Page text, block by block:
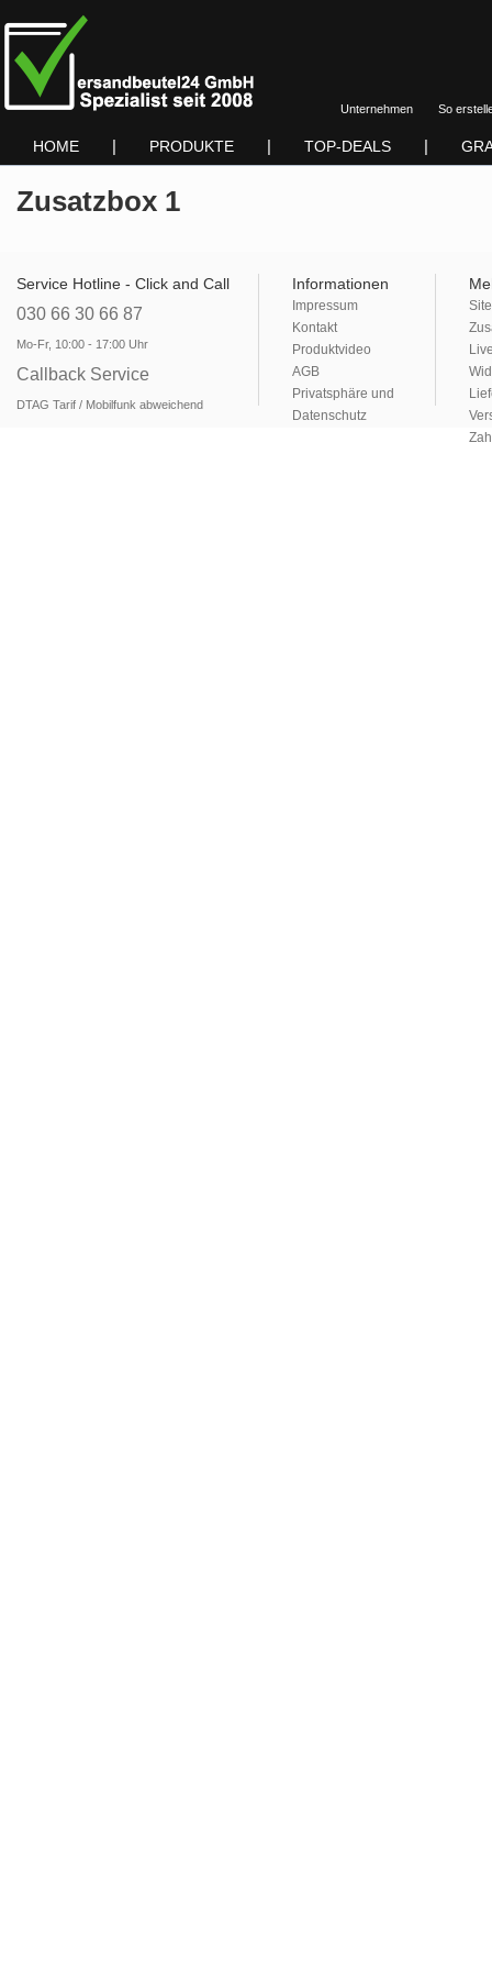
Unternehmen So
HOME | PRODUKTE | TOP-DEALS |
Zusatzbox 1
Service Hotline - Click and Call
030 66 30 66 87
Mo-Fr, 10:00 - 17:00 Uhr
Callback Service
DTAG Tarif / Mobilfunk abweichend
Informationen
Impressum
Kontakt
Produktvideo
AGB
Privatsphäre und
Datenschutz